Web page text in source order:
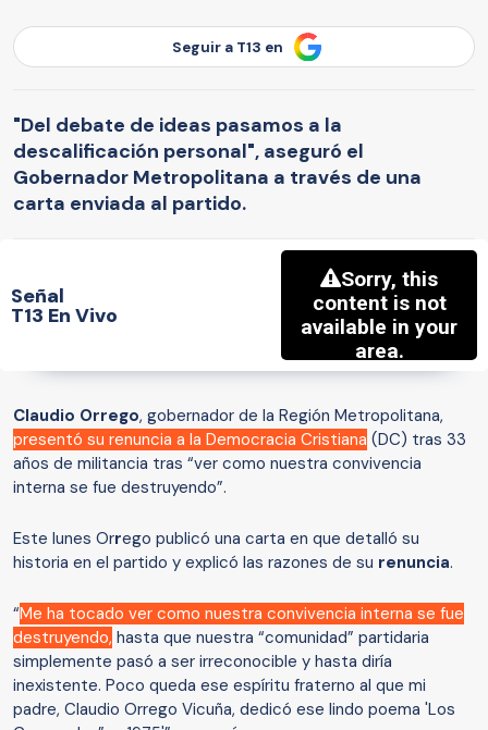
Seguir a T13 en
"Del debate de ideas pasamos a la
descalificación personal", aseguró el
Gobernador Metropolitana a través de una
carta enviada al partido.
Señal
T13 En Vivo
Claudio Orrego, gobernador de la Región Metropolitana,
presentó su renuncia a la Democracia Cristiana (DC) tras 33
años de militancia tras “ver como nuestra convivencia
interna se fue destruyendo”.
Este lunes Orrego publicó una carta en que detalló su
historia en el partido y explicó las razones de su renuncia.
“Me ha tocado ver como nuestra convivencia interna se fue
destruyendo, hasta que nuestra “comunidad” partidaria
simplemente pasó a ser irreconocible y hasta diría
inexistente. Poco queda ese espíritu fraterno al que mi
padre, Claudio Orrego Vicuña, dedicó ese lindo poema 'Los